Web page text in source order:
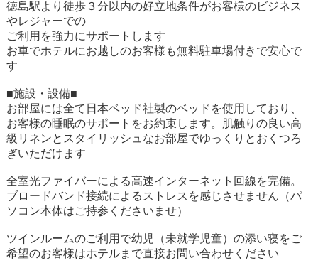
徳島駅より徒歩３分以内の好立地条件がお客様のビジネス
やレジャーでの
ご利用を強力にサポートします
お車でホテルにお越しのお客様も無料駐車場付きで安心で
す
■施設・設備■
お部屋には全て日本ベッド社製のベッドを使用しており、
お客様の睡眠のサポートをお約束します。肌触りの良い高
級リネンとスタイリッシュなお部屋でゆっくりとおくつろ
ぎいただけます
全室光ファイバーによる高速インターネット回線を完備。
ブロードバンド接続によるストレスを感じさせません（パ
ソコン本体はご持参くださいませ）
ツインルームのご利用で幼児（未就学児童）の添い寝をご
希望のお客様はホテルまで直接お問い合わせください